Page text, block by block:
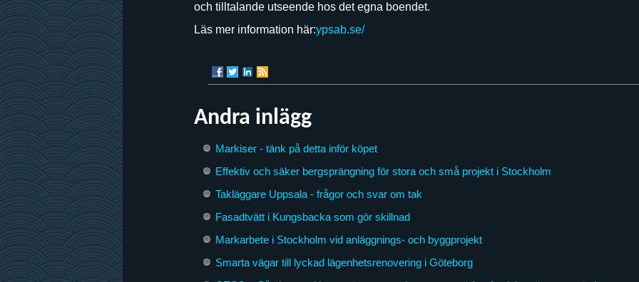
och tilltalande utseende hos det egna boendet.
Läs mer information här:ypsab.se/
Andra inlägg
Markiser - tänk på detta inför köpet
Effektiv och säker bergsprängning för stora och små projekt i Stockholm
Takläggare Uppsala - frågor och svar om tak
Fasadtvätt i Kungsbacka som gör skillnad
Markarbete i Stockholm vid anläggnings- och byggprojekt
Smarta vägar till lyckad lägenhetsrenovering i Göteborg